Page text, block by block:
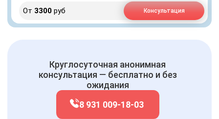
От 3300 руб Консультация
Круглосуточная анонимная
консультация — бесплатно и без
ожидания
8 931 009-18-03